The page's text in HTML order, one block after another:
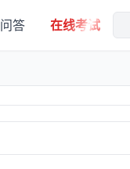
问答 在线考试